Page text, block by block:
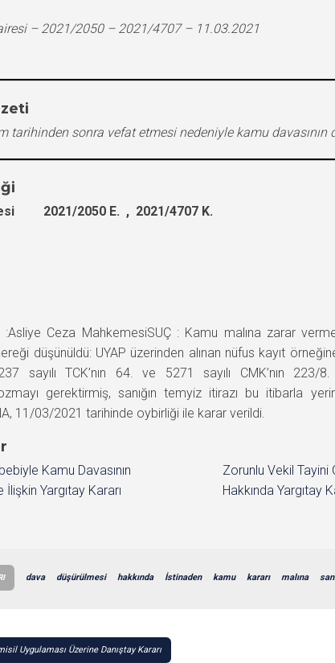
– 2021/2050 – 2021/4707 – 11.03.2021
tarihinden sonra vefat etmesi nedeniyle kamu
2021/2050 E. , 2021/4707 K.
:Asliye Ceza MahkemesiSUÇ : Kamu malına zarar
düşünüldü: UYAP üzerinden alınan nüfus kayıt
sayılı TCK’nın 64. ve 5271 sayılı CMK’nın
gerektirmiş, sanığın temyiz itirazı bu itibarla
11/03/2021 tarihinde oybirliği ile karar verildi.
Kamu Davasının
Yargıtay Kararı
Zorunlu Vekil Tayini
Hakkında Yargıtay
dava düşürülmesi hakkında İstinaden kamu kararı malına
Uygulaması Üzerine Danıştay Kararı